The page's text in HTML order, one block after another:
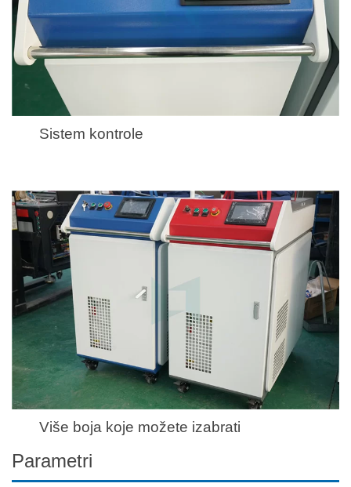
Sistem kontrole
Više boja koje možete izabrati
Parametri